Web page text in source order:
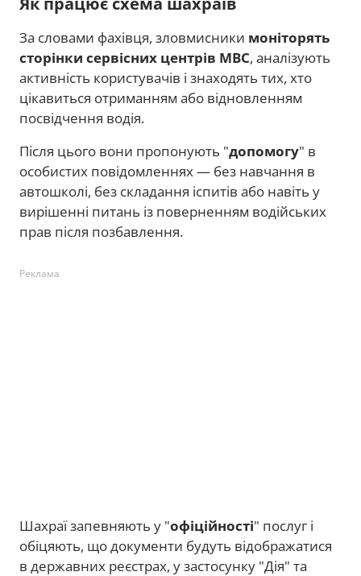
За словами фахівця, зловмисники моніторять
сторінки сервісних центрів МВС, аналізують
активність користувачів і знаходять тих, хто
цікавиться отриманням або відновленням
посвідчення водія.
Після цього вони пропонують "допомогу" в
особистих повідомленнях — без навчання в
автошколі, без складання іспитів або навіть у
вирішенні питань із поверненням водійських
прав після позбавлення.
Реклама
Шахраї запевняють у "офіційності" послуг і
обіцяють, що документи будуть відображатися
в державних реєстрах, у застосунку "Дія" та